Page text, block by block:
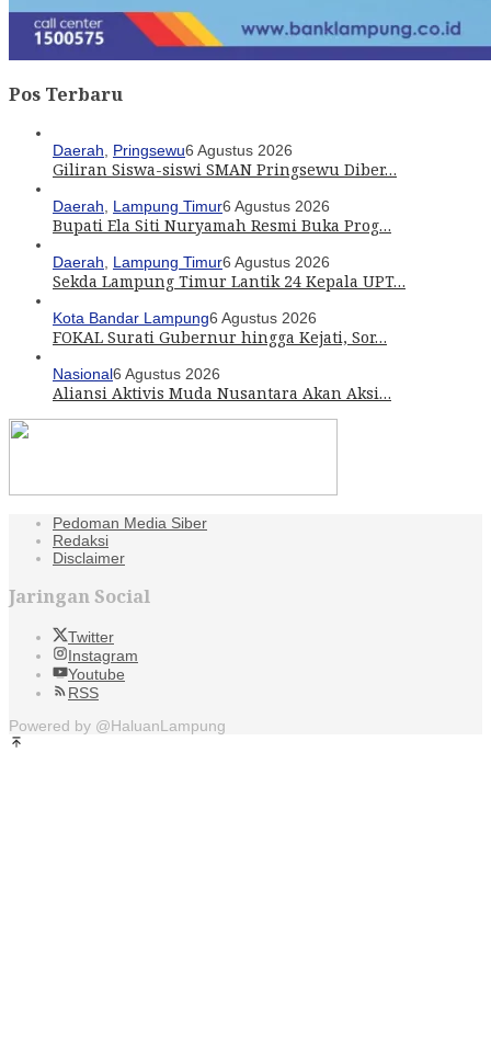
Pos Terbaru
Daerah Pringsewu6 Agustus 2026
Giliran Siswa-siswi SMAN Pringsewu Diber…
Daerah Lampung Timur6 Agustus 2026
Bupati Ela Siti Nuryamah Resmi Buka Prog…
Daerah Lampung Timur6 Agustus 2026
Sekda Lampung Timur Lantik 24 Kepala UPT…
Kota Bandar Lampung6 Agustus 2026
FOKAL Surati Gubernur hingga Kejati, Sor…
Nasional6 Agustus 2026
Aliansi Aktivis Muda Nusantara Akan Aksi…
Pedoman Media Siber
Redaksi
Disclaimer
Jaringan Social
Twitter
Instagram
Youtube
RSS
Powered by @HaluanLampung